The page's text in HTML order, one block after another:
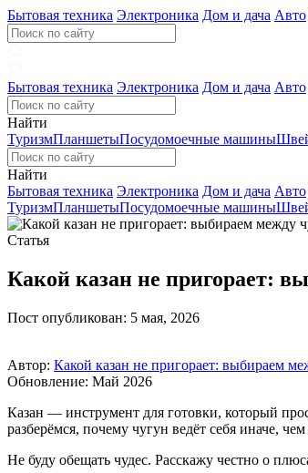
Бытовая техника Электроника Дом и дача Авто
Бытовая техника Электроника Дом и дача Авто
Найти
ТуризмПланшетыПосудомоечные машины
Найти
Бытовая техника Электроника Дом и дача Авто
ТуризмПланшетыПосудомоечные машины
Статья
Какой казан не пригорает:
Пост опубликован: 5 мая, 2026
Автор: Какой казан не пригорает: выбираем
Обновление: Май 2026
Казан — инструмент для готовки, который
разберёмся, почему чугун ведёт себя иначе,
Не буду обещать чудес. Расскажу честно о